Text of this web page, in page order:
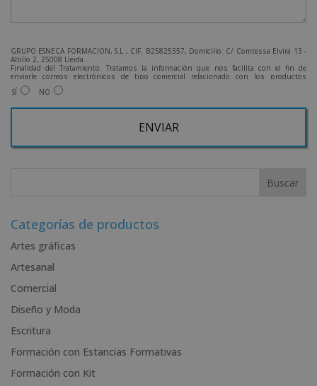
GRUPO ESNECA FORMACIÓN, S.L , CIF: B25825357, Domicilio: C/ Comtessa Elvira 13 -
Altillo 2, 25008 Lleida.
Finalidad del Tratamiento: Tratamos la información que nos facilita con el fin de
enviarle correos electrónicos de tipo comercial relacionado con los productos
ofrecidos y otros tipo de productos que fueran de su interés.
Legitimación del tratamiento: Consentimiento del interesado.
a la dirección admin@grupoesneca.com.
Desea recibir información comercial (vía telefónica y/o email):
SÍ NO
r
a
t
i
e
:
Categorías de productos
Artes gráficas
Artesanal
Comercial
Diseño y Moda
Escritura
Formación con Estancias Formativas
Formación con Kit